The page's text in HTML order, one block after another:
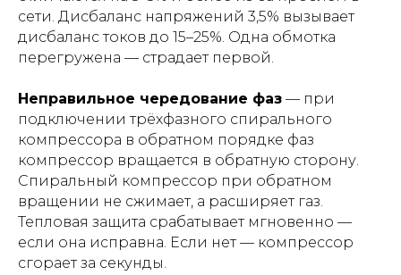
сети. Дисбаланс напряжений 3,5% вызывает
дисбаланс токов до 15–25%. Одна обмотка
перегружена — страдает первой.
Неправильное чередование фаз — при
подключении трёхфазного спирального
компрессора в обратном порядке фаз
компрессор вращается в обратную сторону.
Спиральный компрессор при обратном
вращении не сжимает, а расширяет газ.
Тепловая защита срабатывает мгновенно —
если она исправна. Если нет — компрессор
сгорает за секунды.